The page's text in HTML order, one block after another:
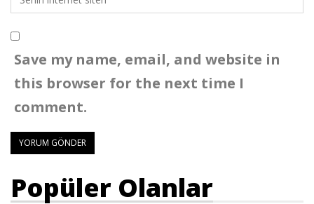
Save my name, email, and website in
this browser for the next time I
comment.
Popüler Olanlar